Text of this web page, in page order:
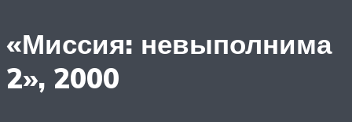
«Миссия: невыполнима
2», 2000